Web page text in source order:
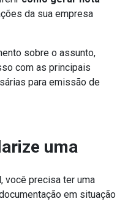
da sua empresa
sobre o assunto,
com as principais
para emissão de
uma
, você precisa ter uma
em situação